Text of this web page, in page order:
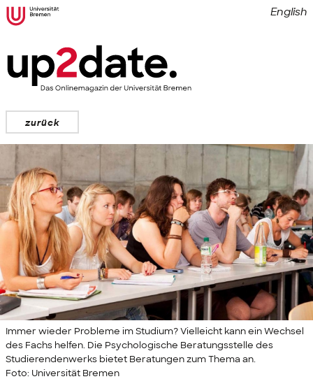
zurück
English
Immer wieder Probleme im Studium? Vielleicht kann ein Wechsel
des Fachs helfen. Die Psychologische Beratungsstelle des
Studierendenwerks bietet Beratungen zum Thema an.
Foto: Universität Bremen